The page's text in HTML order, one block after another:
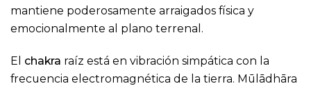
mantiene poderosamente arraigados física y
emocionalmente al plano terrenal.
El chakra raíz está en vibración simpática con la
frecuencia electromagnética de la tierra. Mūlādhāra